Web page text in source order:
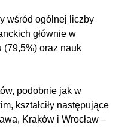
wśród ogólnej liczby
głównie w
(79,5%) oraz nauk
podobnie jak w
kształciły następujące
Kraków i Wrocław –